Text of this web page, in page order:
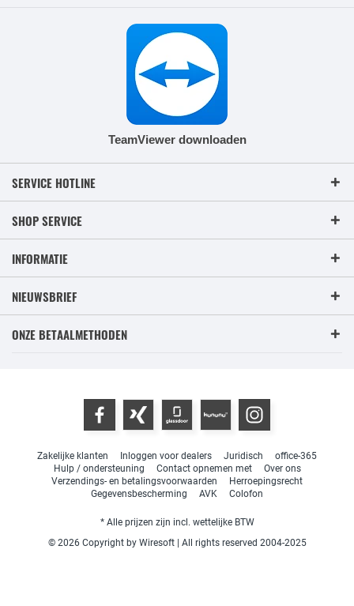
TeamViewer downloaden
SERVICE HOTLINE
SHOP SERVICE
INFORMATIE
NIEUWSBRIEF
ONZE BETAALMETHODEN
Zakelijke klanten Inloggen voor dealers Juridisch
office-365
Hulp / ondersteuning
Contact opnemen met
Over ons
Verzendings- en betalingsvoorwaarden
Herroepingsrecht
Gegevensbescherming
AVK Colofon
* Alle prijzen zijn incl. wettelijke BTW
© 2026 Copyright by Wiresoft | All rights reserved 2004-2025